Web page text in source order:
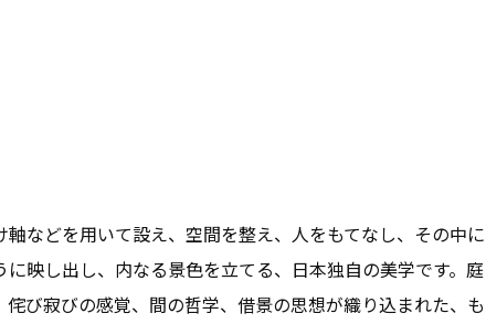
などを用いて設え、空間を整え、人をもてなし、その中に
映し出し、内なる景色を立てる、日本独自の美学です。庭
び寂びの感覚、間の哲学、借景の思想が織り込まれた、も